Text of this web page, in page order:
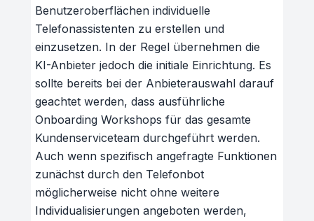
Benutzeroberflächen individuelle
Telefonassistenten zu erstellen und
einzusetzen. In der Regel übernehmen die
KI-Anbieter jedoch die initiale Einrichtung. Es
sollte bereits bei der Anbieterauswahl darauf
geachtet werden, dass ausführliche
Onboarding Workshops für das gesamte
Kundenserviceteam durchgeführt werden.
Auch wenn spezifisch angefragte Funktionen
zunächst durch den Telefonbot
möglicherweise nicht ohne weitere
Individualisierungen angeboten werden,